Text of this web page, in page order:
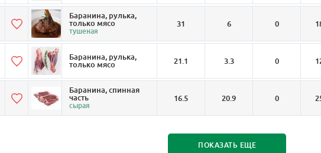
Баранина, рулька,
только мясо
тушеная
31 6 0
Баранина, рулька,
только мясо 21.1 3.3 0
Баранина, спинная
часть
сырая
16.5 20.9 0
ПОКАЗАТЬ ЕЩЕ